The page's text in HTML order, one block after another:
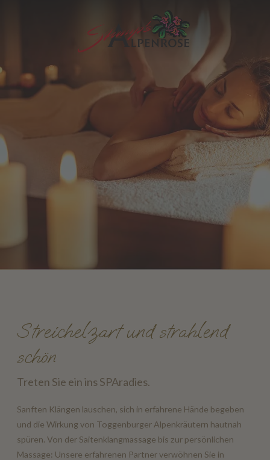
Streichelzart und strahlend
schön
Treten Sie ein ins SPAradies.
Sanften Klängen lauschen, sich in erfahrene Hände begeben
und die Wirkung von Toggenburger Alpenkräutern hautnah
spüren. Von der Saitenklangmassage bis zur persönlichen
Massage: Unsere erfahrenen Partner verwöhnen Sie in